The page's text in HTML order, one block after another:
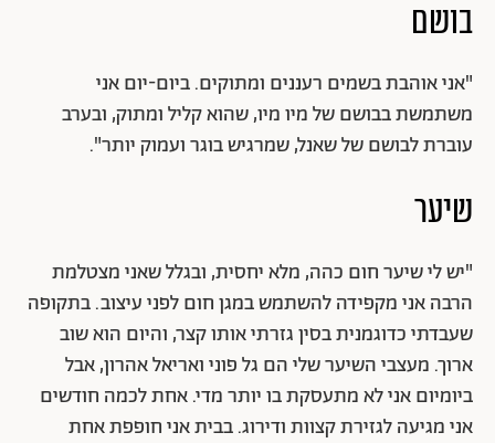
בושם
"אני אוהבת בשמים רעננים ומתוקים. ביום-יום אני
משתמשת בבושם של מיו מיו, שהוא קליל ומתוק, ובערב
עוברת לבושם של שאנל, שמרגיש בוגר ועמוק יותר".
שיער
"יש לי שיער חום כהה, מלא יחסית, ובגלל שאני מצטלמת
הרבה אני מקפידה להשתמש במגן חום לפני עיצוב. בתקופה
שעבדתי כדוגמנית בסין גזרתי אותו קצר, והיום הוא שוב
ארוך. מעצבי השיער שלי הם גל פוני ואריאל אהרון, אבל
ביומיום אני לא מתעסקת בו יותר מדי. אחת לכמה חודשים
אני מגיעה לגזירת קצוות ודירוג. בבית אני חופפת אחת